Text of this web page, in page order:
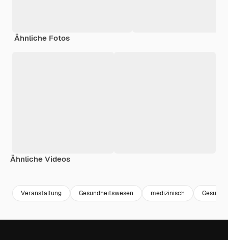
Ähnliche Fotos
Ähnliche Videos
Veranstaltung Gesundheitswesen medizinisch